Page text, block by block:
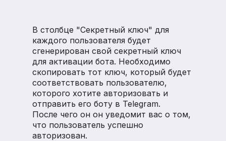
В столбце "Секретный ключ" для
каждого пользователя будет
сгенерирован свой секретный ключ
для активации бота. Необходимо
скопировать тот ключ, который будет
соответствовать пользователю,
которого хотите авторизовать и
отправить его боту в Telegram.
После чего он он уведомит вас о том,
что пользователь успешно
авторизован.